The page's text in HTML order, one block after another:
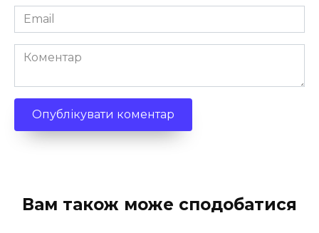
Email
*
Коментар
Вам також може сподобатися